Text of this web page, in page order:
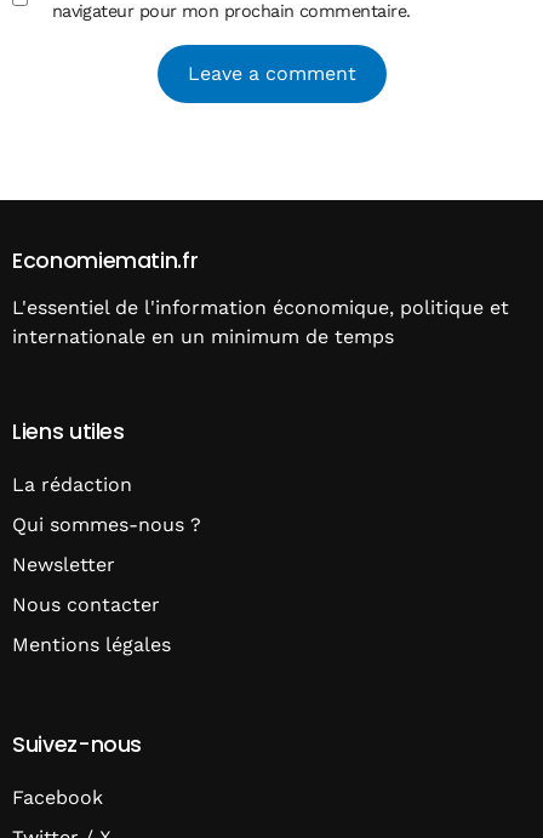
navigateur pour mon prochain commentaire.
Economiematin.fr
L'essentiel de l'information économique, politique et
internationale en un minimum de temps
Liens utiles
La rédaction
Qui sommes-nous ?
Newsletter
Nous contacter
Mentions légales
Suivez-nous
Facebook